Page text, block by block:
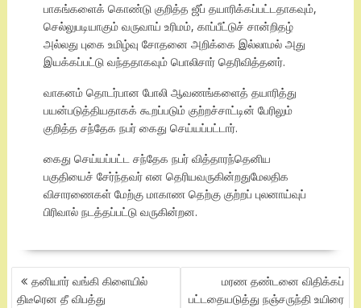
பாகங்களைக் கொண்டு குறித்த ஜீப் தயாரிக்கப்பட்டதாகவும்,
செல்லுபடியாகும் வருவாய் உரிமம், காப்பீட்டுச் சான்றிதழ்
அல்லது புகை உமிழ்வு சோதனை அறிக்கை இல்லாமல் அது
இயக்கப்பட்டு வந்ததாகவும் பொலிசார் தெரிவித்தனர்.
வாகனம் தொடர்பான போலி ஆவணங்களைத் தயாரித்து
பயன்படுத்தியதாகக் கூறப்படும் குற்றச்சாட்டின் பேரிலும்
குறித்த சந்தேக நபர் கைது செய்யப்பட்டார்.
கைது செய்யப்பட்ட சந்தேக நபர் வித்தாரந்தெனிய
பகுதியைச் சேர்ந்தவர் என தெரியவருகின்றதுமேலதிக
விசாரணைகள் மேற்கு மாகாண தெற்கு குற்றப் புலனாய்வுப்
பிரிவால் நடத்தப்பட்டு வருகின்றன.
POST
NAVIGATION
தனியார் வங்கி கிளையில்
திடீரென தீ விபத்து
மரண தண்டனை விதிக்கப்
பட்டதையடுத்து நஞ்சருந்தி உயிரை